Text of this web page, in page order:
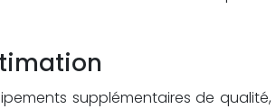
supplémentaires de